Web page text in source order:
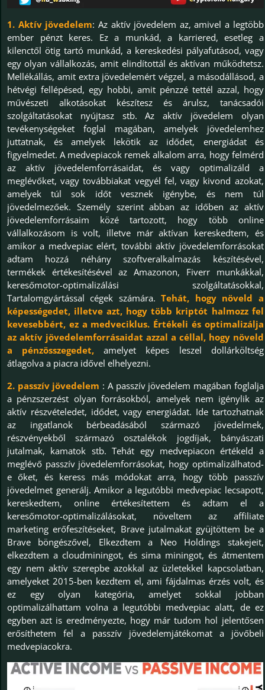
1. Aktív jövedelem: Az aktív jövedelem az, amivel a legtöbb
ember pénzt keres. Ez a munkád, a karriered, esetleg a
kilenctől ötig tartó munkád, a kereskedési pályafutásod, vagy
egy olyan vállalkozás, amit elindítottál és aktívan működtetsz.
Mellékállás, amit extra jövedelemért végzel, a másodállásod, a
hétvégi fellépésed, egy hobbi, amit pénzzé tettél azzal, hogy
művészeti alkotásokat készítesz és árulsz, tanácsadói
szolgáltatásokat nyújtasz stb. Az aktív jövedelem olyan
tevékenységeket foglal magában, amelyek jövedelemhez
juttatnak, és amelyek lekötik az idődet, energiádat és
figyelmedet. A medvepiacok remek alkalom arra, hogy felmérd
az aktív jövedelemforrásaidat, és vagy optimalizáld a
meglévőket, vagy továbbiakat vegyél fel, vagy kivond azokat,
amelyek túl sok időt vesznek igénybe, és nem túl
jövedelmezőek. Személy szerint abban az időben az aktív
jövedelemforrásaim közé tartozott, hogy több online
vállalkozásom is volt, illetve már aktívan kereskedtem, és
amikor a medvepiac elért, további aktív jövedelemforrásokat
adtam hozzá néhány szoftveralkalmazás készítésével,
termékek értékesítésével az Amazonon, Fiverr munkákkal,
keresőmotor-optimalizálási szolgáltatásokkal,
Tartalomgyártással cégek számára.Tehát, hogy növeld a
képességedet, illetve azt, hogy több kriptót halmozz fel
kevesebbért, ez a medveciklus. Értékeli és optimalizálja
az aktív jövedelemforrásaidat azzal a céllal, hogy növeld
a pénzösszegedet, amelyet képes leszel dollárköltség
átlagolva a piacra idővel elhelyezni.
2. passzív jövedelem : A passzív jövedelem magában foglalja
a pénzszerzést olyan forrásokból, amelyek nem igénylik az
aktív részvételedet, idődet, vagy energiádat. Ide tartozhatnak
az ingatlanok bérbeadásából származó jövedelmek,
részvényekből származó osztalékok jogdíjak, bányászati
jutalmak, kamatok stb. Tehát egy medvepiacon értékeld a
meglévő passzív jövedelemforrásokat, hogy optimalizálhatod-
e őket, és keress más módokat arra, hogy több passzív
jövedelmet generálj. Amikor a legutóbbi medvepiac lecsapott,
kereskedtem, online értékesítettem és adtam el a
keresőmotor-optimalizálásokat, növeltem az affiliate
marketing erőfeszítéseket, Brave jutalmakat gyüjtöttem be a
Brave böngészővel, Elkezdtem a Neo Holdings stakejeit,
elkezdtem a cloudminingot, és sima miningot, és átmentem
egy nem aktív szerepbe azokkal az üzletekkel kapcsolatban,
amelyeket 2015-ben kezdtem el, ami fájdalmas érzés volt, és
ez egy olyan kategória, amelyet sokkal jobban
optimalizálhattam volna a legutóbbi medvepiac alatt, de ez
egyben azt is eredményezte, hogy már tudom hol jelentősen
erősíthetem fel a passzív jövedelemjátékomat a jövőbeli
medvepiacokra.